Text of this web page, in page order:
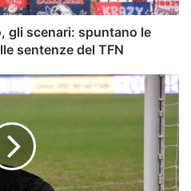
gli scenari: spuntano le
sentenze del TFN